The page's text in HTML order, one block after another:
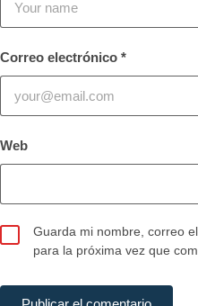
Correo electrónico *
Web
Guarda mi nombre, correo
para la próxima vez que